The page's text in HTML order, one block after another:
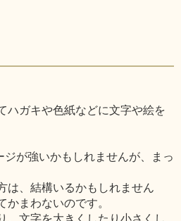
ハガキや色紙などに文字や絵を
ジが強いかもしれませんが、まっ
は、結構いるかもしれません
まわないのです。
、文字を大きくしたり小さくし